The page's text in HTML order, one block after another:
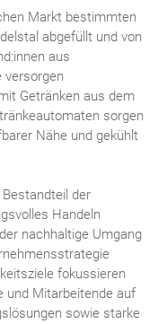
Markt bestimmten
abgefüllt und von
aus
versorgen
Getränken aus dem
sorgen
Nähe und gekühlt
der
Handeln
nachhaltige Umgang
fokussieren
und Mitarbeitende auf
sowie starke